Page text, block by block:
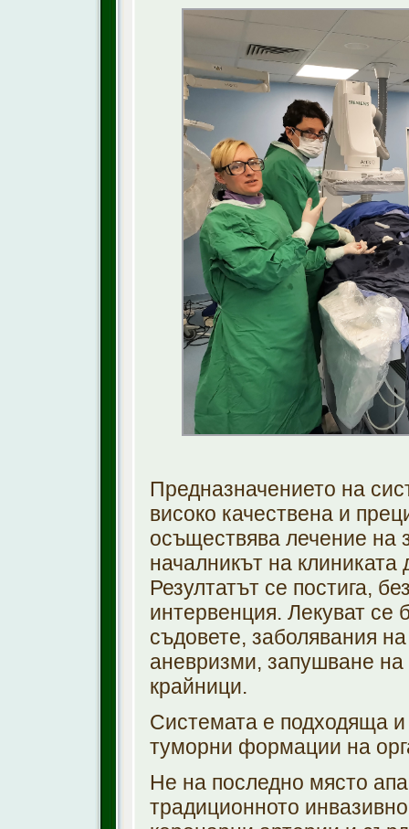
Предназначението на
високо качествена и
осъществява лечение на
началникът на
Резултатът се постига,
интервенция. Лекуват
съдовете, заболявания
аневризми, запушване на
крайници.
Системата е подходяща
туморни формации на
Не на последно място
традиционното